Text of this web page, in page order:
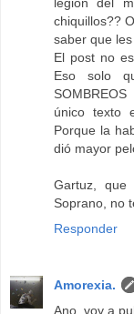
chiquillos??
saber que
El post no
Eso solo
único texto
Porque la
dió mayor
Gartuz, que
Soprano, no
Responder
Amorexia.
Ano, voy a